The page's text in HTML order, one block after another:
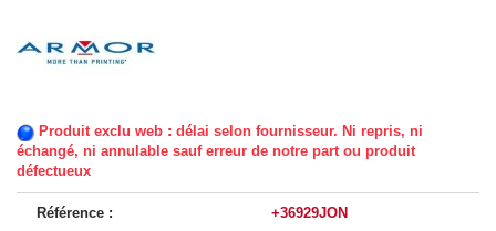
Produit exclu web : délai selon fournisseur. Ni repris, ni
échangé, ni annulable sauf erreur de notre part ou produit
défectueux
Référence : +36929JON